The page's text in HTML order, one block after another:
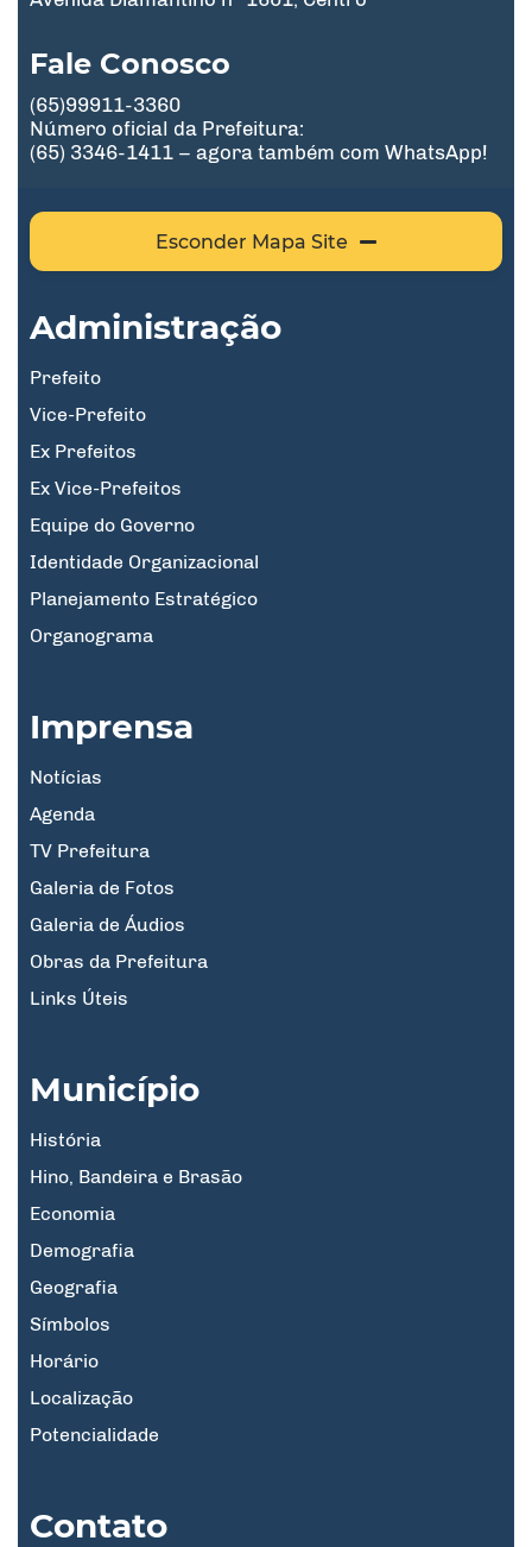
Fale Conosco
(65)99911-3360
Número oficial da Prefeitura:
(65) 3346-1411 – agora também com WhatsApp!
Esconder Mapa Site
Administração
Prefeito
Vice-Prefeito
Ex Prefeitos
Ex Vice-Prefeitos
Equipe do Governo
Identidade Organizacional
Planejamento Estratégico
Organograma
Imprensa
Notícias
Agenda
TV Prefeitura
Galeria de Fotos
Galeria de Áudios
Obras da Prefeitura
Links Úteis
Município
História
Hino, Bandeira e Brasão
Economia
Demografia
Geografia
Símbolos
Horário
Localização
Potencialidade
Contato